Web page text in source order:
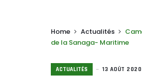
Home Actualités
de la Sanaga- Maritime
ACTUALITÉS 13 AOÛT 2020